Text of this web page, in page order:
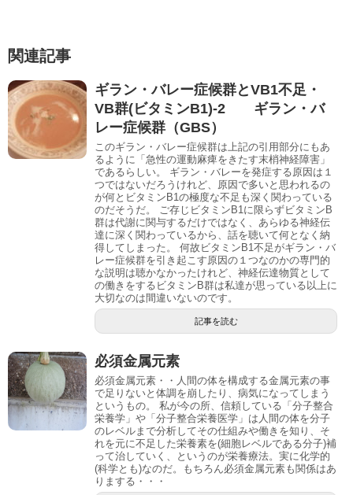
関連記事
ギラン・バレー症候群とVB1不足・
VB群(ビタミンB1)-2 ギラン・バ
レー症候群（GBS）
このギラン・バレー症候群は上記の引用部分にもあ
るように「急性の運動麻痺をきたす末梢神経障害」
であるらしい。 ギラン・バレーを発症する原因は１
つではないだろうけれど、原因で多いと思われるの
が何とビタミンB1の極度な不足も深く関わっている
のだそうだ。 ご存じビタミンB1に限らずビタミンB
群は代謝に関与するだけではなく、あらゆる神経伝
達に深く関わっているから、話を聴いて何となく納
得してしまった。 何故ビタミンB1不足がギラン・バ
レー症候群を引き起こす原因の１つなのかの専門的
な説明は聴かなかったけれど、神経伝達物質として
の働きをするビタミンB群は私達が思っている以上に
大切なのは間違いないのです。
記事を読む
必須金属元素
必須金属元素・・人間の体を構成する金属元素の事
で足りないと体調を崩したり、病気になってしまう
というもの。 私が今の所、信頼している「分子整合
栄養学」や「分子整合栄養医学」は人間の体を分子
のレベルまで分析してその仕組みや働きを知り、そ
れを元に不足した栄養素を(細胞レベルである分子)補
って治していく、というのが栄養療法。実に化学的
(科学とも)なのだ。もちろん必須金属元素も関係はあ
りまする・・・